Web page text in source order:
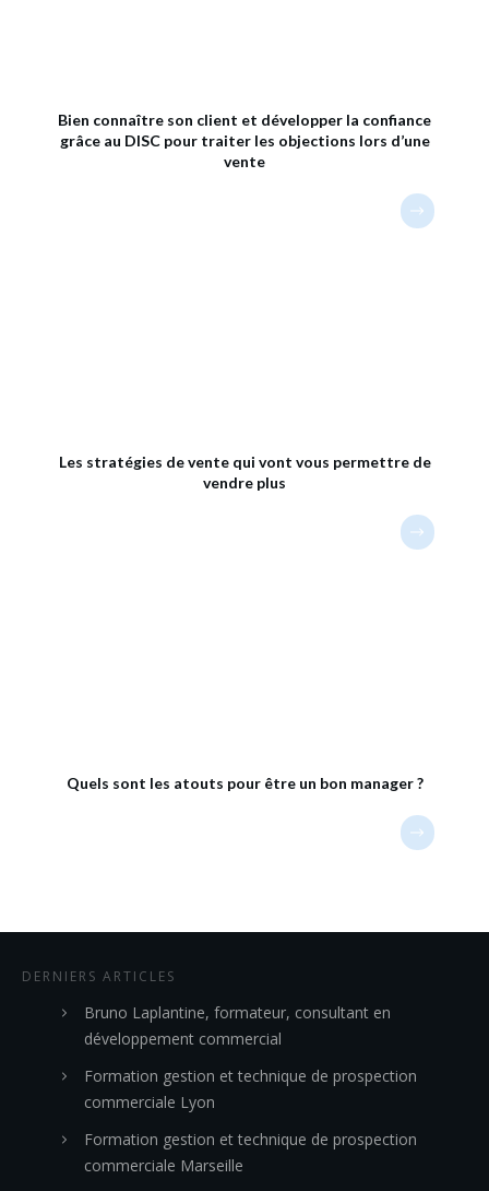
Bien connaître son client et développer la confiance
grâce au DISC pour traiter les objections lors d’une
vente
Les stratégies de vente qui vont vous permettre de
vendre plus
Quels sont les atouts pour être un bon manager ?
DERNIERS ARTICLES
Bruno Laplantine, formateur, consultant en
développement commercial
Formation gestion et technique de prospection
commerciale Lyon
Formation gestion et technique de prospection
commerciale Marseille